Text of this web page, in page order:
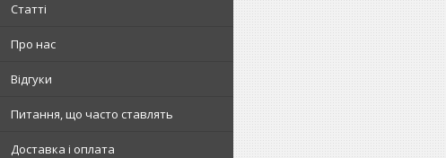
Статті
Про нас
Відгуки
Питання, що часто ставлять
Доставка і оплата